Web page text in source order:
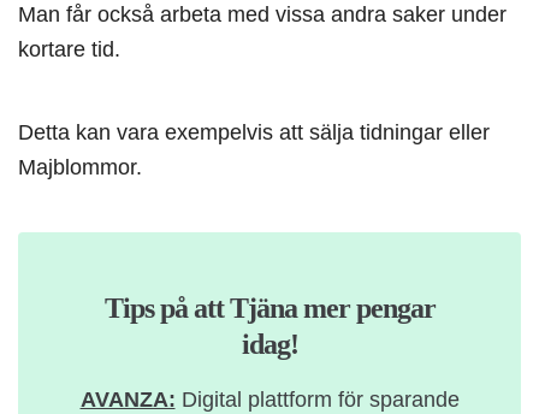
Man får också arbeta med vissa andra saker under
kortare tid.
Detta kan vara exempelvis att sälja tidningar eller
Majblommor.
Tips på att Tjäna mer pengar
idag!
AVANZA: Digital plattform för sparande